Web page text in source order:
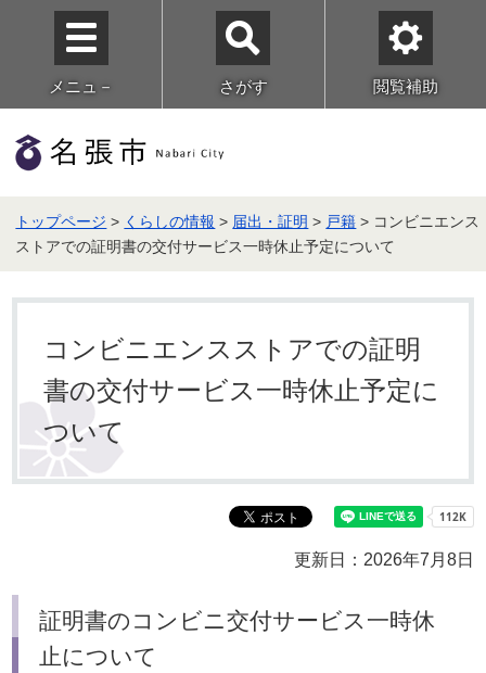
メニュ－ さがす 閲覧補助
トップページ > くらしの情報 > 届出・証明 > 戸籍 > コンビニエンス
ストアでの証明書の交付サービス一時休止予定について
コンビニエンスストアでの証明
書の交付サービス一時休止予定に
ついて
更新日：2026年7月8日
証明書のコンビニ交付サービス一時休
止について